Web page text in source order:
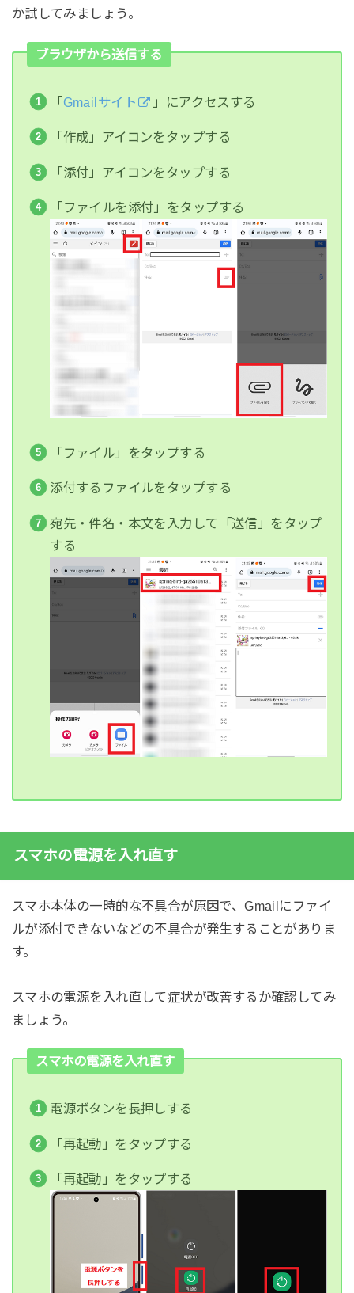
か試してみましょう。
ブラウザから送信する
「 Gmailサイト 」にアクセスする
「作成」アイコンをタップする
「添付」アイコンをタップする
「ファイルを添付」をタップする
「ファイル」をタップする
添付するファイルをタップする
宛先・件名・本文を入力して「送信」をタップ
する
スマホの電源を入れ直す
スマホ本体の一時的な不具合が原因で、Gmailにファイ
ルが添付できないなどの不具合が発生することがありま
す。
スマホの電源を入れ直して症状が改善するか確認してみ
ましょう。
スマホの電源を入れ直す
電源ボタンを長押しする
「再起動」をタップする
「再起動」をタップする